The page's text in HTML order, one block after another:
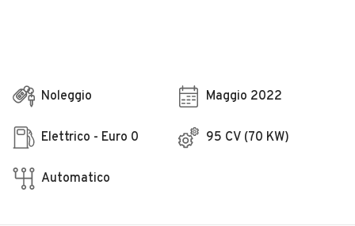
Noleggio Maggio 2022
Elettrico - Euro 0 95 CV (70 KW)
Automatico